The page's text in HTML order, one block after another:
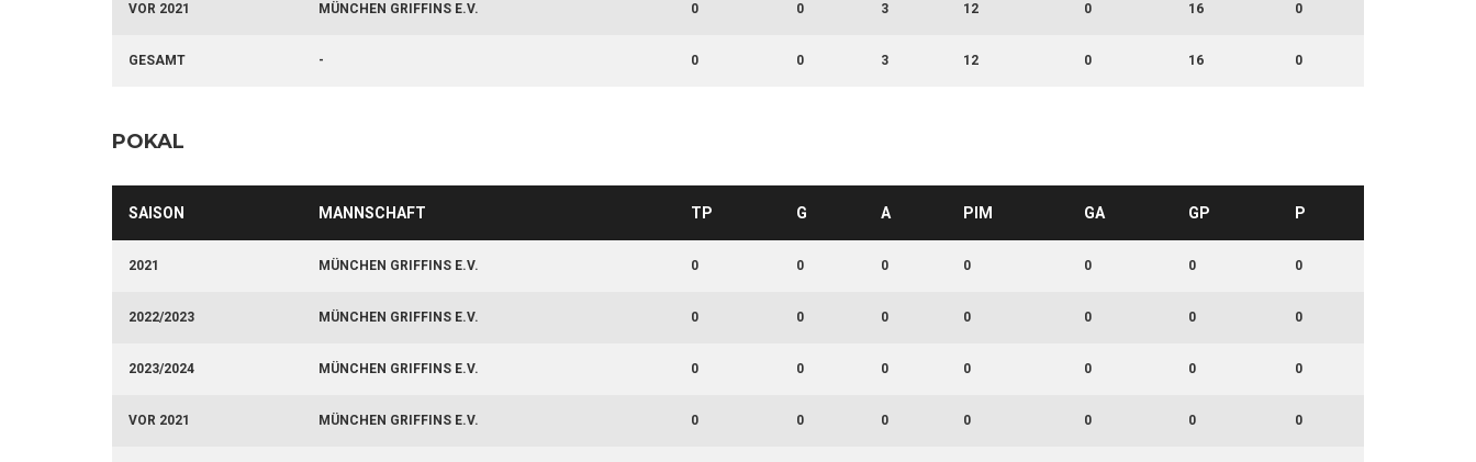
VOR 2021 MÜNCHEN GRIFFINS E.V. 0 0 3 12 0 16 0
GESAMT - 0 0 3 12 0 16 0
POKAL
SAISON MANNSCHAFT TP G A PIM GA GP P
2021 MÜNCHEN GRIFFINS E.V. 0 0 0 0 0 0 0
2022/2023 MÜNCHEN GRIFFINS E.V. 0 0 0 0 0 0 0
2023/2024 MÜNCHEN GRIFFINS E.V. 0 0 0 0 0 0 0
VOR 2021 MÜNCHEN GRIFFINS E.V. 0 0 0 0 0 0 0